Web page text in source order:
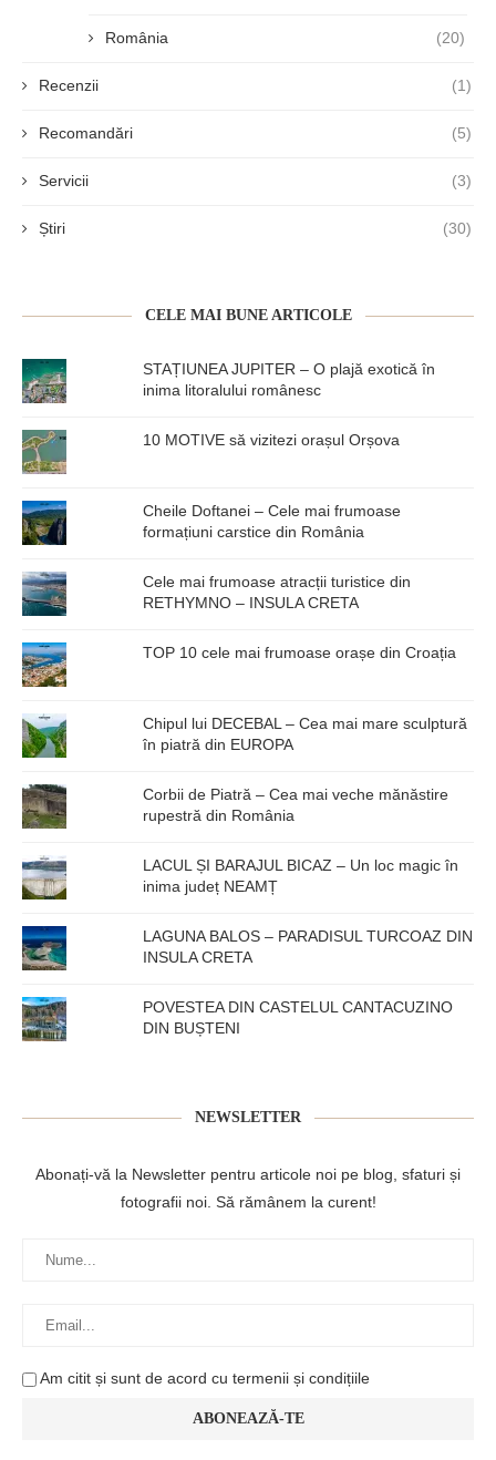
România (20)
Recenzii (1)
Recomandări (5)
Servicii (3)
Știri (30)
CELE MAI BUNE ARTICOLE
STAȚIUNEA JUPITER – O plajă exotică în
inima litoralului românesc
10 MOTIVE să vizitezi orașul Orșova
Cheile Doftanei – Cele mai frumoase
formațiuni carstice din România
Cele mai frumoase atracții turistice din
RETHYMNO – INSULA CRETA
TOP 10 cele mai frumoase orașe din Croația
Chipul lui DECEBAL – Cea mai mare sculptură
în piatră din EUROPA
Corbii de Piatră – Cea mai veche mănăstire
rupestră din România
LACUL ȘI BARAJUL BICAZ – Un loc magic în
inima județ NEAMȚ
LAGUNA BALOS – PARADISUL TURCOAZ DIN
INSULA CRETA
POVESTEA DIN CASTELUL CANTACUZINO
DIN BUȘTENI
NEWSLETTER
Abonați-vă la Newsletter pentru articole noi pe blog, sfaturi și
fotografii noi. Să rămânem la curent!
Am citit și sunt de acord cu termenii și condițiile